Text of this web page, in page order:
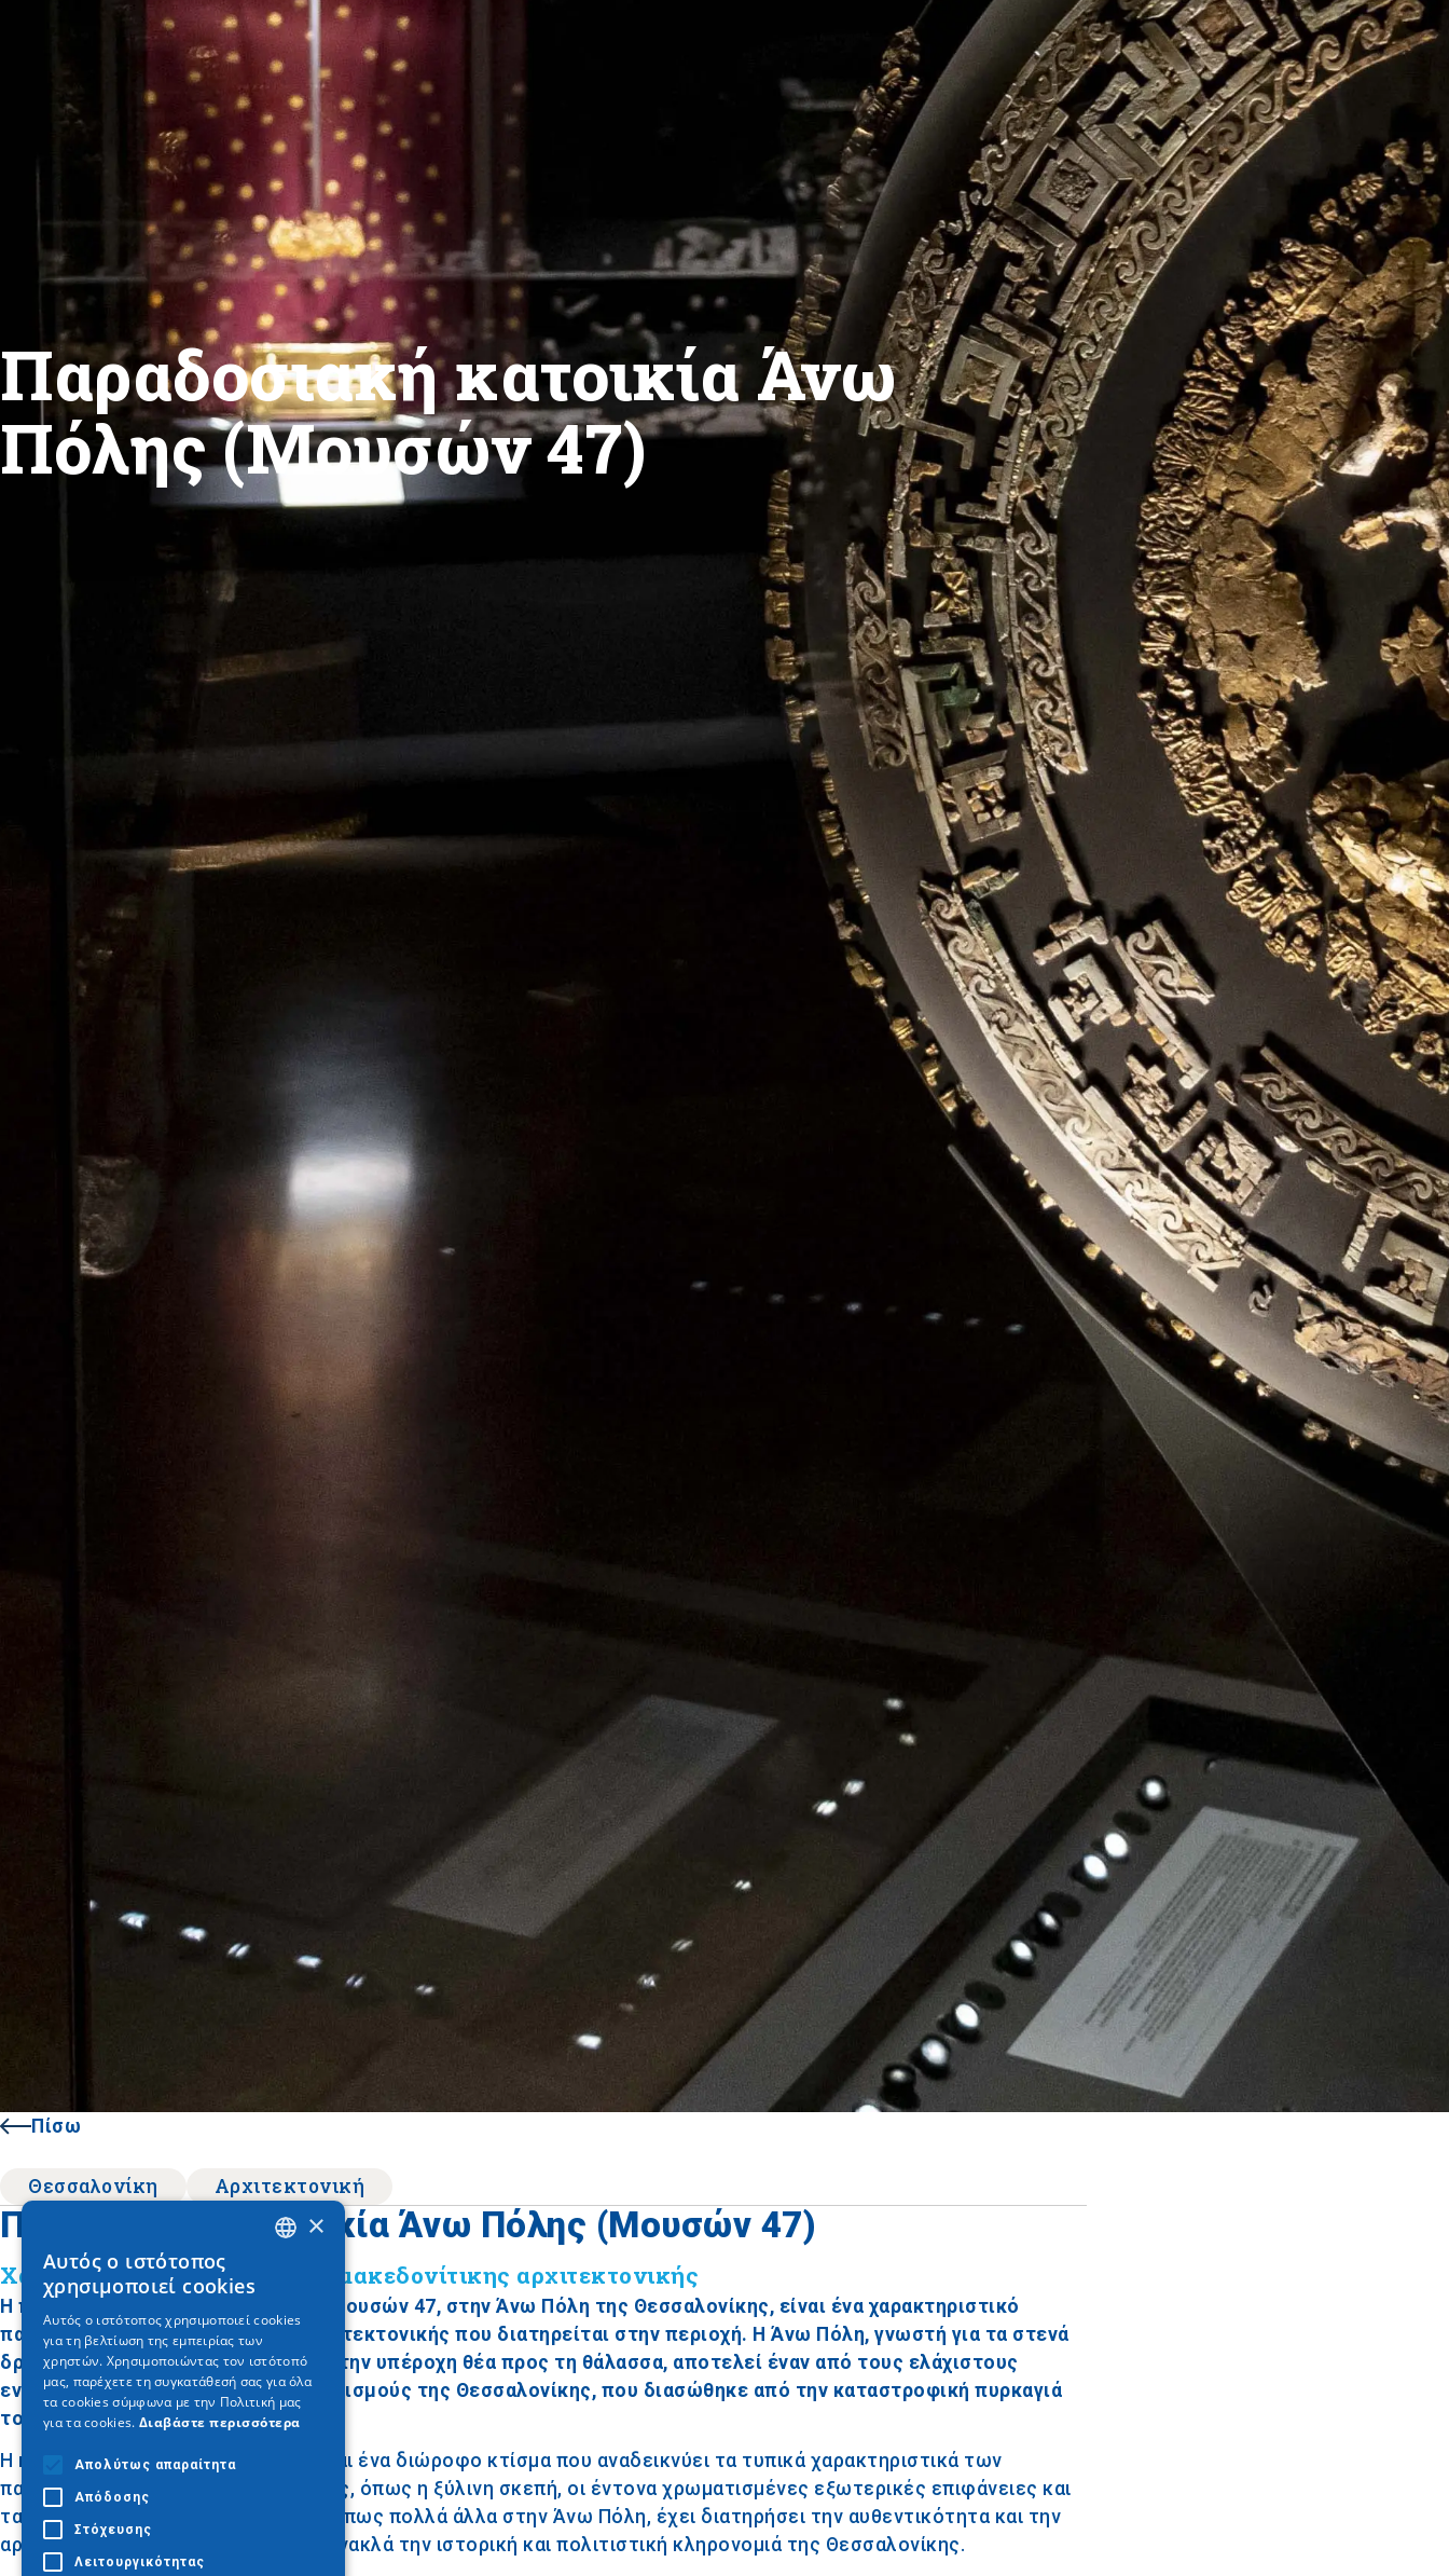
Παραδοσιακή κατοικία Άνω
Πόλης (Μουσών 47)
Πίσω
Θεσσαλονίκη Αρχιτεκτονική
Παραδοσιακή κατοικία Άνω Πόλης (Μουσών 47)
Χαρακτηριστικό παράδειγμα μακεδονίτικης αρχιτεκτονικής
Η παραδοσιακή κατοικία στην οδό Μουσών 47, στην Άνω Πόλη της Θεσσαλονίκης, είναι ένα χαρακτηριστικό
παράδειγμα της μακεδονίτικης αρχιτεκτονικής που διατηρείται στην περιοχή. Η Άνω Πόλη, γνωστή για τα στενά
δρομάκια, τις παλιές κατοικίες και την υπέροχη θέα προς τη θάλασσα, αποτελεί έναν από τους ελάχιστους
εναπομείναντες παραδοσιακούς οικισμούς της Θεσσαλονίκης, που διασώθηκε από την καταστροφική πυρκαγιά
του 1917.
Η κατοικία στην οδό Μουσών 47 είναι ένα διώροφο κτίσμα που αναδεικνύει τα τυπικά χαρακτηριστικά των
παραδοσιακών σπιτιών της περιοχής, όπως η ξύλινη σκεπή, οι έντονα χρωματισμένες εξωτερικές επιφάνειες και
τα προεξέχοντα ανώγεια. Το σπίτι, όπως πολλά άλλα στην Άνω Πόλη, έχει διατηρήσει την αυθεντικότητα και την
αρχιτεκτονική του μορφή, που αντανακλά την ιστορική και πολιτιστική κληρονομιά της Θεσσαλονίκης.
×
Αυτός ο ιστότοπος
χρησιμοποιεί cookies
Αυτός ο ιστότοπος χρησιμοποιεί cookies
για τη βελτίωση της εμπειρίας των
χρηστών. Χρησιμοποιώντας τον ιστότοπό
μας, παρέχετε τη συγκατάθεσή σας για όλα
τα cookies σύμφωνα με την Πολιτική μας
για τα cookies. Διαβάστε περισσότερα
Απολύτως απαραίτητα
Απόδοσης
Στόχευσης
Λειτουργικότητας